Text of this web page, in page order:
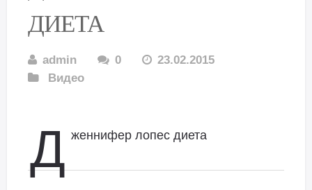
ДИЕТА
admin 0
23.02.2015
Видео
Д женнифер лопес диета